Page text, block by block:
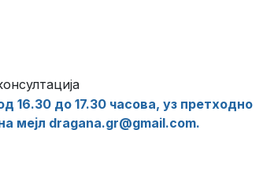
16.30 до 17.30 часова, уз претходно
мејл dragana.gr@gmail.com.